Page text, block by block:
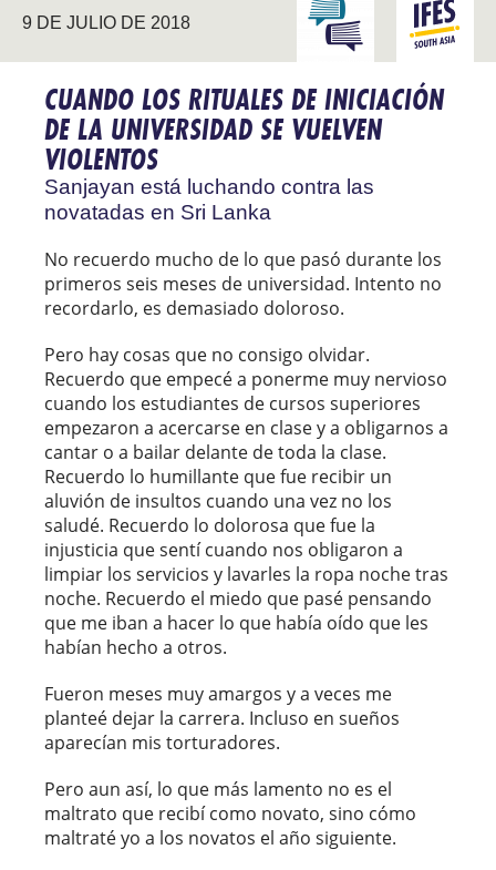
9 DE JULIO DE 2018
CONECTAR CON LA
UNIVERSIDAD
ASIA DEL
SUR
CUANDO LOS RITUALES DE INICIACIÓN
DE LA UNIVERSIDAD SE VUELVEN
VIOLENTOS
Sanjayan está luchando contra las
novatadas en Sri Lanka
No recuerdo mucho de lo que pasó durante los
primeros seis meses de universidad. Intento no
recordarlo, es demasiado doloroso.
Pero hay cosas que no consigo olvidar.
Recuerdo que empecé a ponerme muy nervioso
cuando los estudiantes de cursos superiores
empezaron a acercarse en clase y a obligarnos a
cantar o a bailar delante de toda la clase.
Recuerdo lo humillante que fue recibir un
aluvión de insultos cuando una vez no los
saludé. Recuerdo lo dolorosa que fue la
injusticia que sentí cuando nos obligaron a
limpiar los servicios y lavarles la ropa noche tras
noche. Recuerdo el miedo que pasé pensando
que me iban a hacer lo que había oído que les
habían hecho a otros.
Fueron meses muy amargos y a veces me
planteé dejar la carrera. Incluso en sueños
aparecían mis torturadores.
Pero aun así, lo que más lamento no es el
maltrato que recibí como novato, sino cómo
maltraté yo a los novatos el año siguiente.